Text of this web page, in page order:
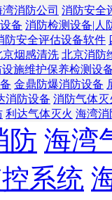
湾消防公司 消防安全
备 消防检测设备|人
防安全评估设备软件
京烟感清洗 北京消防
施维护保养检测设
金鼎防爆消防设备
消防设备 消防气体灭
利达气体灭火 海湾消
防 海湾
系统